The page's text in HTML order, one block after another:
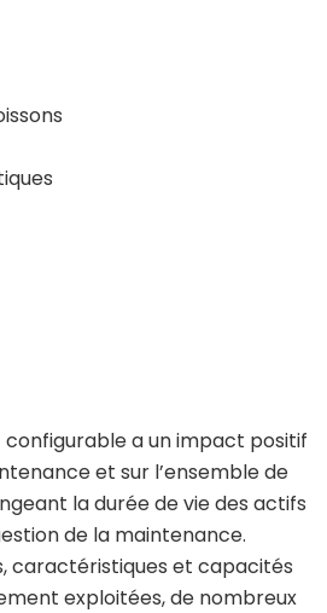
configurable a un impact positif
et sur l’ensemble de
la durée de vie des actifs
de la maintenance.
caractéristiques et capacités
exploitées, de nombreux